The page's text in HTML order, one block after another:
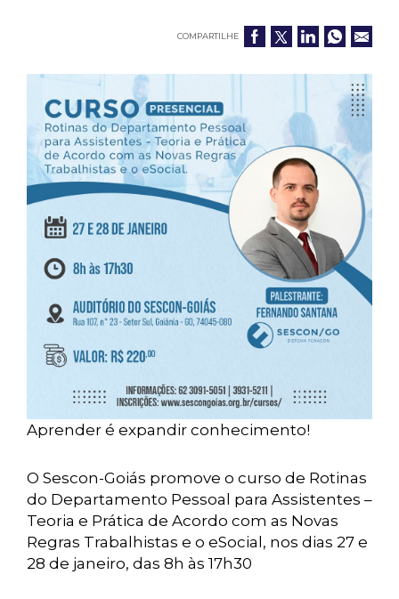
COMPARTILHE
Aprender é expandir conhecimento!
O Sescon-Goiás promove o curso de Rotinas
do Departamento Pessoal para Assistentes –
Teoria e Prática de Acordo com as Novas
Regras Trabalhistas e o eSocial, nos dias 27 e
28 de janeiro, das 8h às 17h30